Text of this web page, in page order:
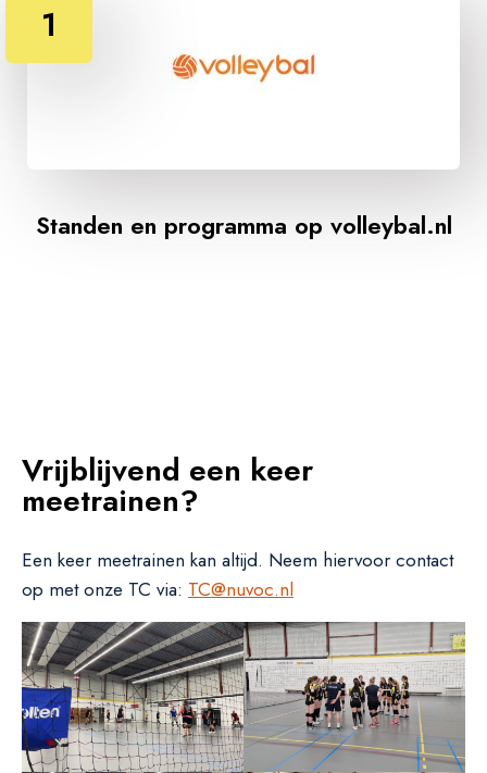
1
Standen en programma op volleybal.nl
Vrijblijvend een keer
meetrainen?
Een keer meetrainen kan altijd. Neem hiervoor contact
op met onze TC via: TC@nuvoc.nl